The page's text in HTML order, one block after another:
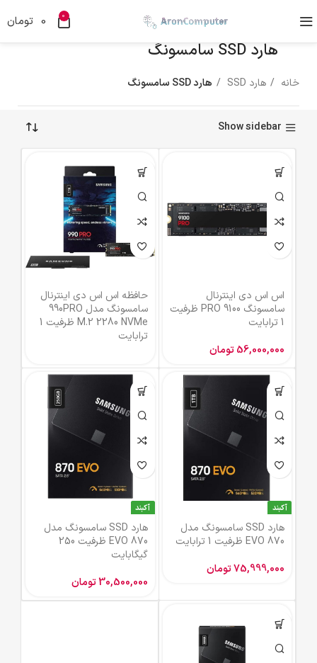
0
0 تومان
هارد SSD سامسونگ
خانه هارد SSD هارد SSD سامسونگ
Show sidebar
اس اس دی اینترنال
سامسونگ 9100 PRO ظرفیت
1 ترابایت
56,000,000تومان
حافظه اس اس دی اینترنال
سامسونگ مدل 990PRO
M.2 2280 NVMe ظرفیت 1
ترابایت
آکبند
هارد SSD سامسونگ مدل
EVO 870 ظرفیت 1 ترابایت
75,999,000تومان
آکبند
هارد SSD سامسونگ مدل
EVO 870 ظرفیت 250
گیگابایت
30,500,000تومان